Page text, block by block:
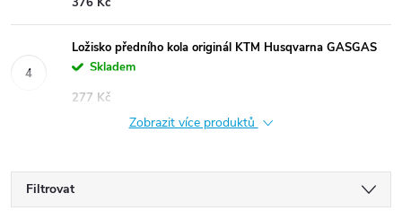
Ložisko předního kola originál KTM Husqvarna GASGAS
Skladem
277 Kč
Zobrazit více produktů
Filtrovat